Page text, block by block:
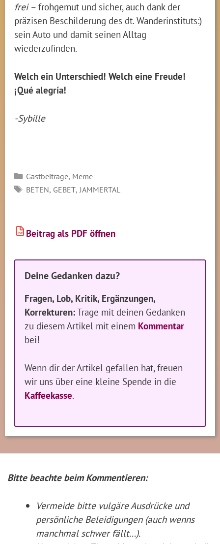
frei – frohgemut und sicher, auch dank der
präzisen Beschilderung des dt. Wanderinstituts:)
sein Auto und damit seinen Alltag
wiederzufinden.
Welch ein Unterschied! Welch eine Freude!
¡Qué alegría!
-Sybille
Kategorien
Gastbeiträge, Meme
SCHLAGWÖRTER
BETEN, GEBET,JAMMERTAL
PDF Beitrag als PDF öffnen
Deine Gedanken dazu?
Fragen, Lob, Kritik, Ergänzungen,
Korrekturen:Trage mit deinen Gedanken
zu diesem Artikel mit einem Kommentar
bei!
Wenn dir der Artikel gefallen hat, freuen
wir uns über eine kleine Spende in die
Kaffeekasse.
Bitte beachte beim Kommentieren:
Vermeide bitte vulgäre Ausdrücke und
persönliche Beleidigungen (auch wenns
manchmal schwer fällt...).